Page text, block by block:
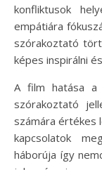
konfliktusok
empátiára
szórakoztató
képes inspirálni
A film hatása a
szórakoztató
számára értékes
kapcsolatok
háborúja így